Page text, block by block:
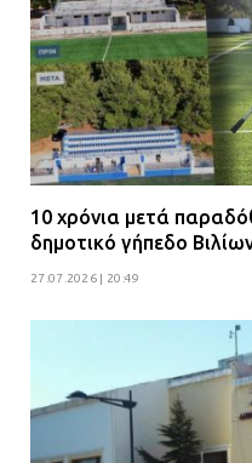
Βούλα:
07.07.2026 |
10 χρόνια μετά
δημοτικό γήπεδο
27.07.2026 | 20:49